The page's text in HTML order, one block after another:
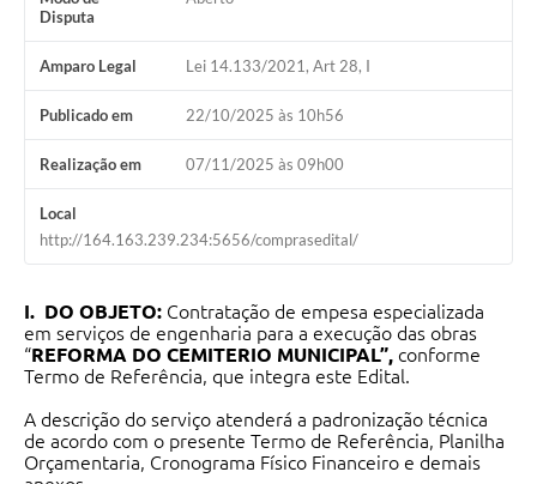
Disputa
Amparo Legal Lei 14.133/2021, Art 28, I
Publicado em 22/10/2025 às 10h56
Realização em 07/11/2025 às 09h00
Local
http://164.163.239.234:5656/comprasedital/
I. DO OBJETO: Contratação de empesa especializada
em serviços de engenharia para a execução das obras
“REFORMA DO CEMITERIO MUNICIPAL”, conforme
Termo de Referência, que integra este Edital.
A descrição do serviço atenderá a padronização técnica
de acordo com o presente Termo de Referência, Planilha
Orçamentaria, Cronograma Físico Financeiro e demais